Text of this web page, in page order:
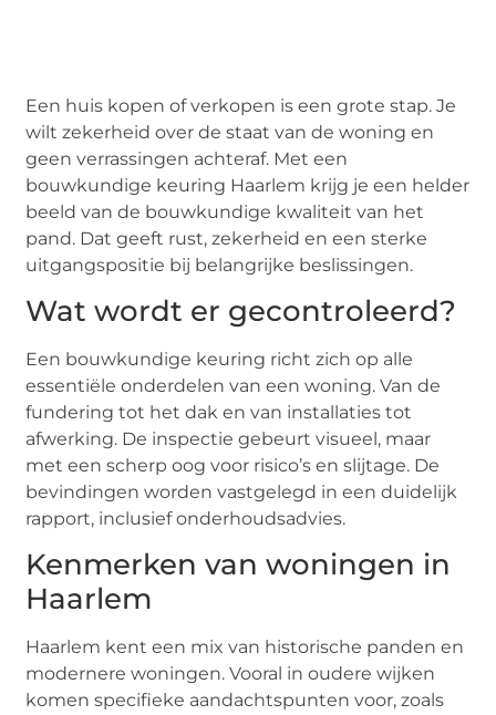
Een huis kopen of verkopen is een grote stap. Je
wilt zekerheid over de staat van de woning en
geen verrassingen achteraf. Met een
bouwkundige keuring Haarlem krijg je een helder
beeld van de bouwkundige kwaliteit van het
pand. Dat geeft rust, zekerheid en een sterke
uitgangspositie bij belangrijke beslissingen.
Wat wordt er gecontroleerd?
Een bouwkundige keuring richt zich op alle
essentiële onderdelen van een woning. Van de
fundering tot het dak en van installaties tot
afwerking. De inspectie gebeurt visueel, maar
met een scherp oog voor risico’s en slijtage. De
bevindingen worden vastgelegd in een duidelijk
rapport, inclusief onderhoudsadvies.
Kenmerken van woningen in
Haarlem
Haarlem kent een mix van historische panden en
modernere woningen. Vooral in oudere wijken
komen specifieke aandachtspunten voor, zoals